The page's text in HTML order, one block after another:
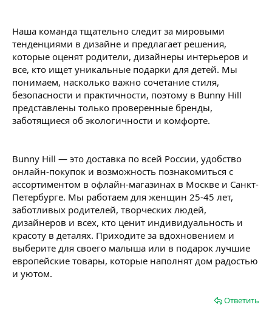
Наша команда тщательно следит за мировыми
тенденциями в дизайне и предлагает решения,
которые оценят родители, дизайнеры интерьеров и
все, кто ищет уникальные подарки для детей. Мы
понимаем, насколько важно сочетание стиля,
безопасности и практичности, поэтому в Bunny Hill
представлены только проверенные бренды,
заботящиеся об экологичности и комфорте.
Bunny Hill — это доставка по всей России, удобство
онлайн-покупок и возможность познакомиться с
ассортиментом в офлайн-магазинах в Москве и Санкт-
Петербурге. Мы работаем для женщин 25-45 лет,
заботливых родителей, творческих людей,
дизайнеров и всех, кто ценит индивидуальность и
красоту в деталях. Приходите за вдохновением и
выберите для своего малыша или в подарок лучшие
европейские товары, которые наполнят дом радостью
и уютом.
Ответить